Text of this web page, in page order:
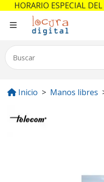
Inicio Manos libres
HORARIO ESPECIAL DEL